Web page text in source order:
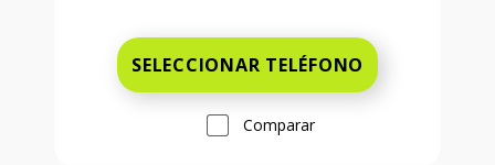
SELECCIONAR TELÉFONO
Comparar